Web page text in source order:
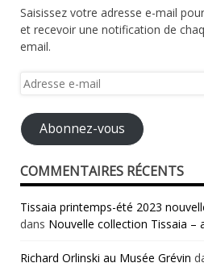
Saisissez votre adresse e-mail
et recevoir une notification de
email.
Adresse
mail
Abonnez-vous
COMMENTAIRES RÉCENTS
Tissaia printemps-été 2023
dans Nouvelle collection Tissaia –
Richard Orlinski au Musée Grévin